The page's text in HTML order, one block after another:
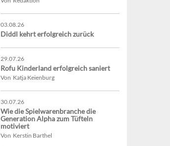
03.08.26
Diddl kehrt erfolgreich zurück
29.07.26
Rofu Kinderland erfolgreich saniert
Von Katja Keienburg
30.07.26
Wie die Spielwarenbranche die
Generation Alpha zum Tüfteln
motiviert
Von Kerstin Barthel